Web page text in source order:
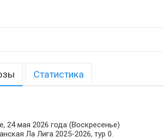
Статистика
24 мая 2026 года (Воскресенье)
Ла Лига 2025-2026, тур 0.